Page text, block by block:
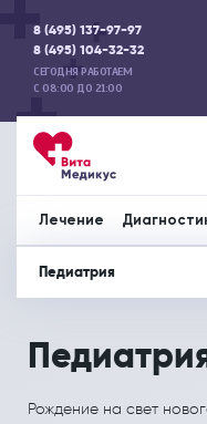
8 (495) 137-97-97
8 (495) 104-32-32
СЕГОДНЯ РАБОТАЕМ
С 08:00 ДО 21:00
Лечение
Главная Услуги Лечение
Рождение на свет
Педиатрия